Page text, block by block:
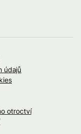
údajů
otroctví